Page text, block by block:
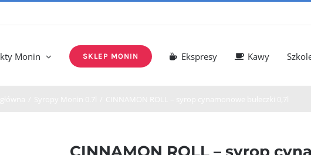
Monin SKLEP MONIN Ekspresy Kawy